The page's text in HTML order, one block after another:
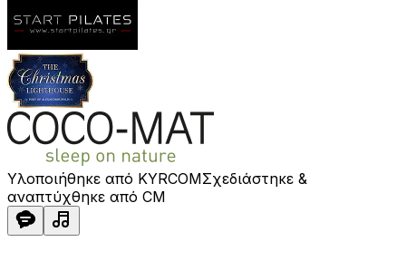
Υλοποιήθηκε από KYRCOMΣχεδιάστηκε &
αναπτύχθηκε από CM